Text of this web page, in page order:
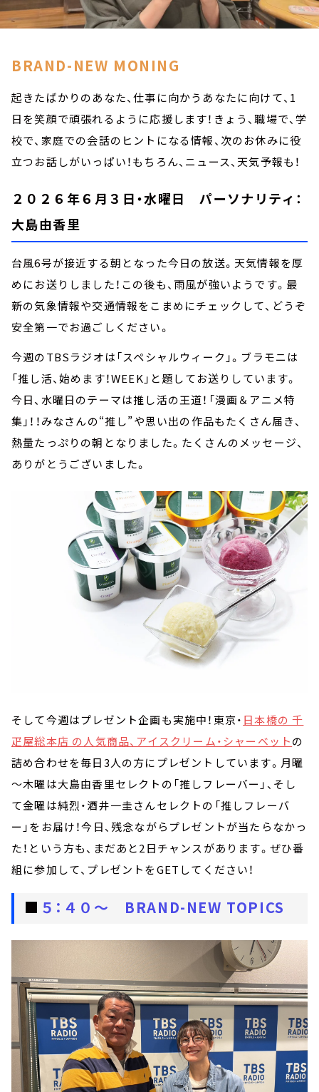
BRAND-NEW MONING
起きたばかりのあなた、仕事に向かうあなたに向けて、1
日を笑顔で頑張れるように応援します！きょう、職場で、学
校で、家庭での会話のヒントになる情報、次のお休みに役
立つお話しがいっぱい！もちろん、ニュース、天気予報も！
２０２６年６月３日・水曜日 パーソナリティ：
大島由香里
台風6号が接近する朝となった今日の放送。天気情報を厚
めにお送りしました！この後も、雨風が強いようです。最
新の気象情報や交通情報をこまめにチェックして、どうぞ
安全第一でお過ごしください。
今週のTBSラジオは「スペシャルウィーク」。ブラモニは
「推し活、始めます！WEEK」と題してお送りしています。
今日、水曜日のテーマは推し活の王道！「漫画＆アニメ特
集」！！みなさんの“推し”や思い出の作品もたくさん届き、
熱量たっぷりの朝となりました。たくさんのメッセージ、
ありがとうございました。
そして今週はプレゼント企画も実施中！東京・ 日本橋の 千
疋屋総本店 の人気商品、アイスクリーム・シャーベットの
詰め合わせを毎日3人の方にプレゼントしています。月曜
～木曜は大島由香里セレクトの「推しフレーバー」、そし
て金曜は純烈・酒井一圭さんセレクトの「推しフレーバ
ー」をお届け！今日、残念ながらプレゼントが当たらなかっ
た！という方も、まだあと2日チャンスがあります。ぜひ番
組に参加して、プレゼントをGETしてください！
■ ５：４０～ BRAND-NEW TOPICS